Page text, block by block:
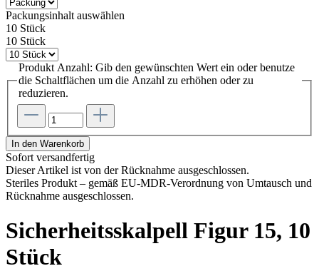
Packungsinhalt auswählen
10 Stück
10 Stück
Produkt Anzahl: Gib den gewünschten Wert ein oder benutze
die Schaltflächen um die Anzahl zu erhöhen oder zu
reduzieren.
In den Warenkorb
Sofort versandfertig
Dieser Artikel ist von der Rücknahme ausgeschlossen.
Steriles Produkt – gemäß EU-MDR-Verordnung von Umtausch und
Rücknahme ausgeschlossen.
Sicherheitsskalpell Figur 15, 10
Stück